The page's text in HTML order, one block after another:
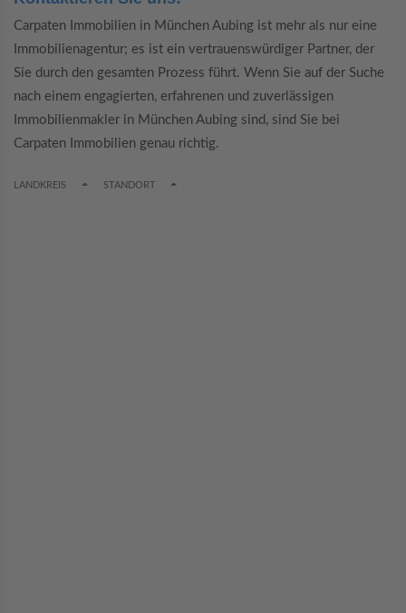
Carpaten Immobilien in München Aubing ist mehr als nur eine
Immobilienagentur; es ist ein vertrauenswürdiger Partner, der
Sie durch den gesamten Prozess führt. Wenn Sie auf der Suche
nach einem engagierten, erfahrenen und zuverlässigen
Immobilienmakler in München Aubing sind, sind Sie bei
Carpaten Immobilien genau richtig.
LANDKREIS TOGGLE DROPDOWN
STANDORT TOGGLE DROPDOWN